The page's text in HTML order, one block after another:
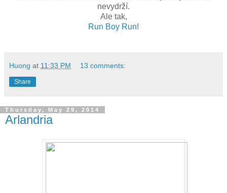
nevydrží.
Ale tak,
Run Boy Run!
Huong at 11:33 PM 13 comments:
Share
Thursday, May 29, 2014
Arlandria